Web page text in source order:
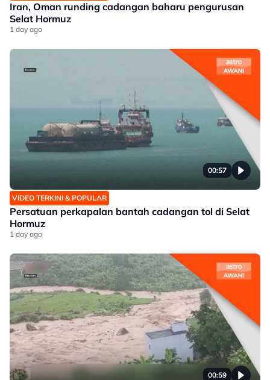
Iran, Oman runding cadangan baharu pengurusan
Selat Hormuz
1 day ago
00:57
VIDEO TERKINI & POPULAR
Persatuan perkapalan bantah cadangan tol di Selat
Hormuz
1 day ago
00:59